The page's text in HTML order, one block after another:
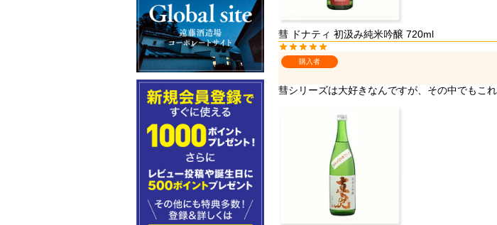
彗 ドナティ 初汲み純米吟醸 720ml
購入者
彗シリーズは大好きなんですが、その中でもこ